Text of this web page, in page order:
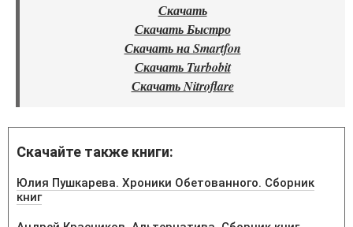
Скачать
Скачать Быстро
Скачать на Smartfon
Скачать Turbobit
Скачать Nitroflare
Скачайте также книги:
Юлия Пушкарева. Хроники Обетованного. Сборник
книг